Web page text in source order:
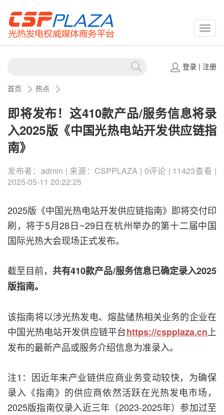
登录| 注册
首页 热点
即将发布！这410款产品/服务信息将录
入2025版《中国光热电站开发供应链指
南》
发布者：admin | 来源：CSPPLAZA | 0评论 | 11423查看 |
2025-05-11 20:22:25
2025版《中国光热电站开发供应链指南》即将交付印
刷，将于5月28日~29日在杭州举办的第十二届中国
国际光热大会现场正式发布。
截至目前，共有410款产品/服务信息已确定录入2025
版指南。
该指南将以涉光热发电、熔盐储热相关业务的企业在
中国光热电站开发供应链平台https://cspplaza.cn上
发布的最新产品或服务介绍信息为准录入。
注1：因近年来产业链供应商业务变动较快，为确保
录入《指南》的供应商依然活跃在光热发电市场，
2025版指南仅录入近三年（2023-2025年）参加过至